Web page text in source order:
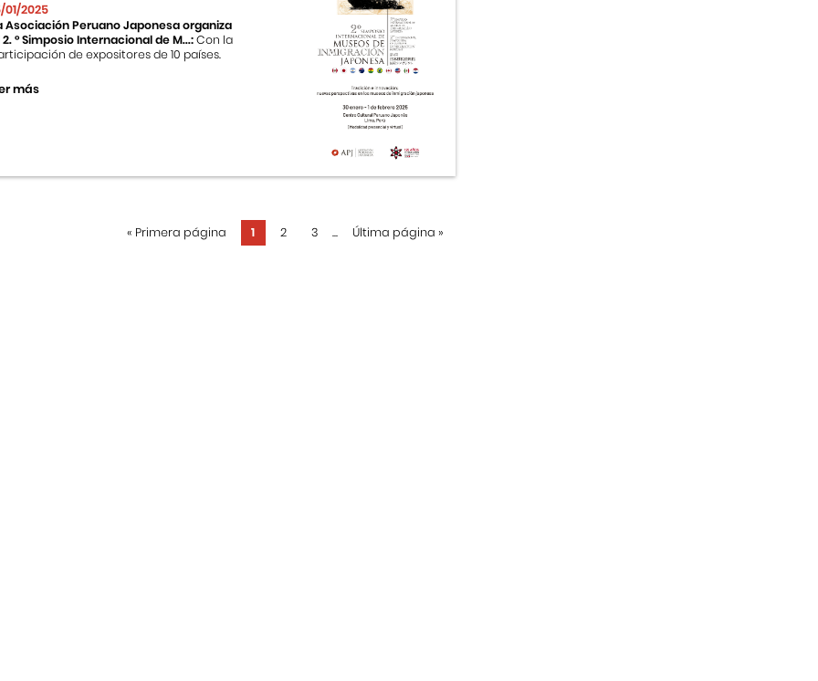
01/2025
Asociación Peruano Japonesa organiza
2. ° Simposio Internacional de M...:Con la
de expositores de 10 países.
más
« Primera página 1 2 3 ... Última página »